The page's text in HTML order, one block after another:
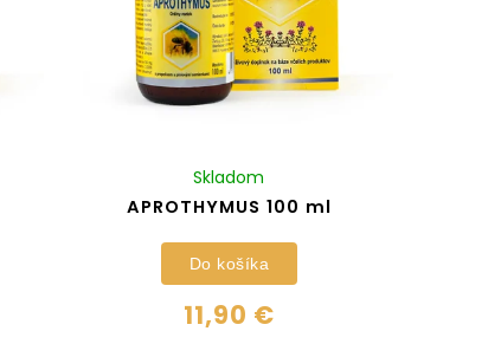
APROTHYMUS 100 ml
Skladom
11,90 €
Do košíka